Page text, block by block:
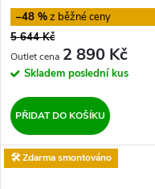
–48 %
5 644 Kč
2 890 Kč
Skladem poslední kus
PŘIDAT DO KOŠÍKU
🛠️ Zdarma smontováno